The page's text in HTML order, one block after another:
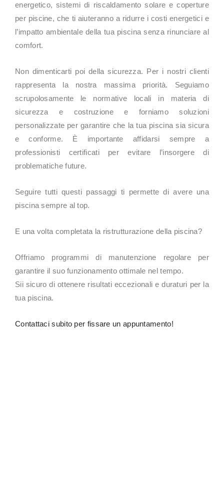
energetico, sistemi di riscaldamento solare e coperture
per piscine, che ti aiuteranno a ridurre i costi energetici e
l’impatto ambientale della tua piscina senza rinunciare al
comfort.
Non dimenticarti poi della sicurezza. Per i nostri clienti
rappresenta la nostra massima priorità. Seguiamo
scrupolosamente le normative locali in materia di
sicurezza e costruzione e forniamo soluzioni
personalizzate per garantire che la tua piscina sia sicura
e conforme. È importante affidarsi sempre a
professionisti certificati per evitare l’insorgere di
problematiche future.
Seguire tutti questi passaggi ti permette di avere una
piscina sempre al top.
E una volta completata la ristrutturazione della piscina?
Offriamo programmi di manutenzione regolare per
garantire il suo funzionamento ottimale nel tempo.
Sii sicuro di ottenere risultati eccezionali e duraturi per la
tua piscina.
Contattaci subito per fissare un appuntamento!